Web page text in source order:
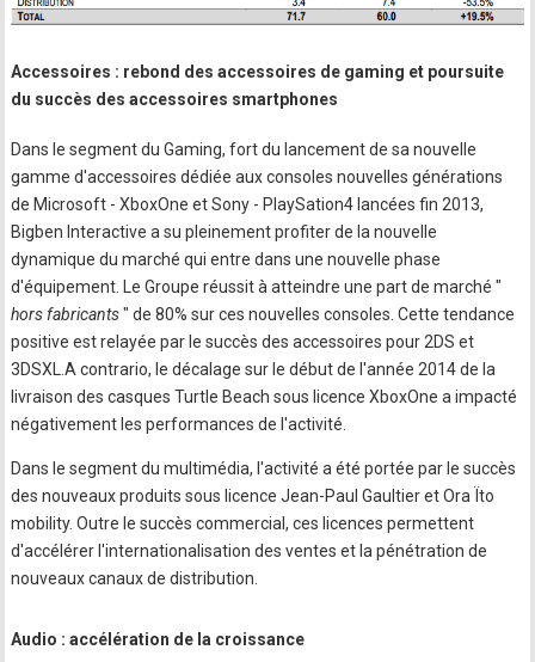
Accessoires : rebond des accessoires de gaming et poursuite
du succès des accessoires smartphones
Dans le segment du Gaming, fort du lancement de sa nouvelle
gamme d'accessoires dédiée aux consoles nouvelles générations
de Microsoft - XboxOne et Sony - PlaySation4 lancées fin 2013,
Bigben Interactive a su pleinement profiter de la nouvelle
dynamique du marché qui entre dans une nouvelle phase
d'équipement. Le Groupe réussit à atteindre une part de marché "
hors fabricants" de 80% sur ces nouvelles consoles. Cette tendance
positive est relayée par le succès des accessoires pour 2DS et
3DSXL.A contrario, le décalage sur le début de l'année 2014 de la
livraison des casques Turtle Beach sous licence XboxOne a impacté
négativement les performances de l'activité.
Dans le segment du multimédia, l'activité a été portée par le succès
des nouveaux produits sous licence Jean-Paul Gaultier et Ora Ïto
mobility. Outre le succès commercial, ces licences permettent
d'accélérer l'internationalisation des ventes et la pénétration de
nouveaux canaux de distribution.
Audio : accélération de la croissance